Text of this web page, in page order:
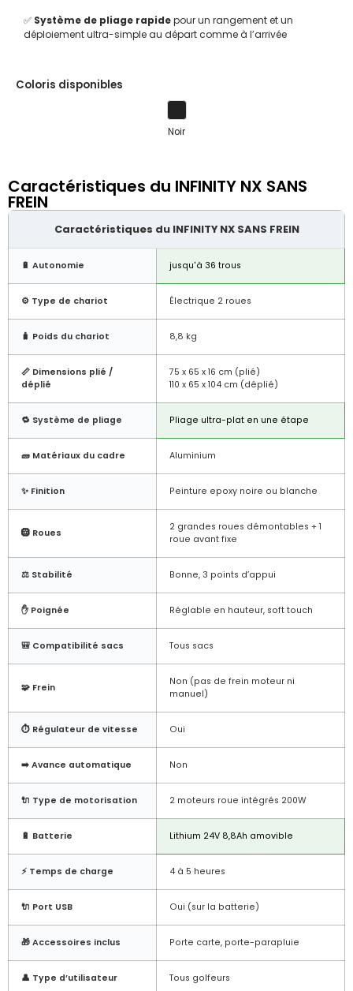
✅ Système de pliage rapidepour un rangement et un
déploiement ultra-simple au départ comme à l’arrivée
Coloris disponibles
Noir
Caractéristiques du INFINITY NX SANS
FREIN
Caractéristiques du INFINITY NX SANS FREIN
🔋 Autonomie jusqu'à 36 trous
⚙️ Type de chariot Électrique 2 roues
🧳 Poids du chariot 8,8 kg
📏 Dimensions plié /
déplié
75 x 65 x 16 cm (plié)
110 x 65 x 104 cm (déplié)
🔁 Système de pliage Pliage ultra-plat en une étape
🧱 Matériaux du cadre Aluminium
✨ Finition Peinture epoxy noire ou blanche
🛞 Roues
2 grandes roues démontables + 1
roue avant fixe
⚖️ Stabilité Bonne, 3 points d’appui
✋ Poignée Réglable en hauteur, soft touch
🎒 Compatibilité sacs Tous sacs
🧩 Frein
Non (pas de frein moteur ni
manuel)
⏱️ Régulateur de vitesse Oui
➡️ Avance automatique Non
🔌 Type de motorisation 2 moteurs roue intégrés 200W
🔋 Batterie Lithium 24V 8,8Ah amovible
⚡ Temps de charge 4 à 5 heures
🔌 Port USB Oui (sur la batterie)
🎁 Accessoires inclus Porte carte, porte-parapluie
👤 Type d’utilisateur Tous golfeurs